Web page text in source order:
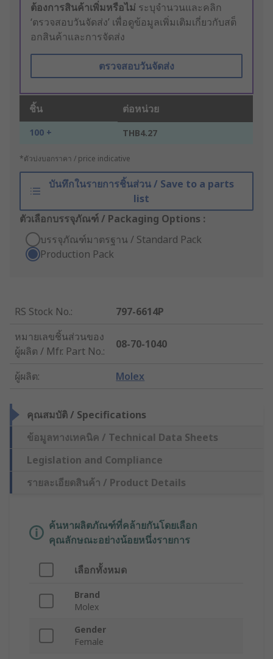
ต้องการสินค้าเพิ่มหรือไม่ ระบุจำนวนและคลิก
‘ตรวจสอบวันจัดส่ง’ เพื่อดูข้อมูลเพิ่มเติมเกี่ยวกับสต็
อกสินค้าและการจัดส่ง
ตรวจสอบวันจัดส่ง
ชิ้น ต่อหน่วย
100 + THB4.27
*ตัวบ่งบอกราคา / price indicative
บันทึกในรายการชิ้นส่วน / Save to a parts
list
ตัวเลือกบรรจุภัณฑ์ / Packaging Options :
บรรจุภัณฑ์มาตรฐาน / Standard Pack
Production Pack
RS Stock No.:
797-6614P
หมายเลขชิ้นส่วนของ
ผู้ผลิต / Mfr. Part No.:
08-70-1040
ผู้ผลิต: Molex
คุณสมบัติ / Specifications
ข้อมูลทางเทคนิค / Technical Data Sheets
Legislation and Compliance
รายละเอียดสินค้า / Product Details
ค้นหาผลิตภัณฑ์ที่คล้ายกันโดยเลือก
คุณลักษณะอย่างน้อยหนึ่งรายการ
เลือกทั้งหมด
Brand
Molex
Gender
Female